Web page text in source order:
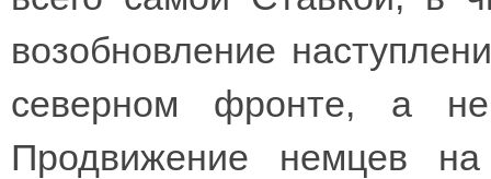
возобновление
северном фронте, а
Продвижение немцев на